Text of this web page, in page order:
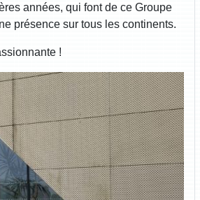
années, qui font de ce Groupe
présence sur tous les continents.
!